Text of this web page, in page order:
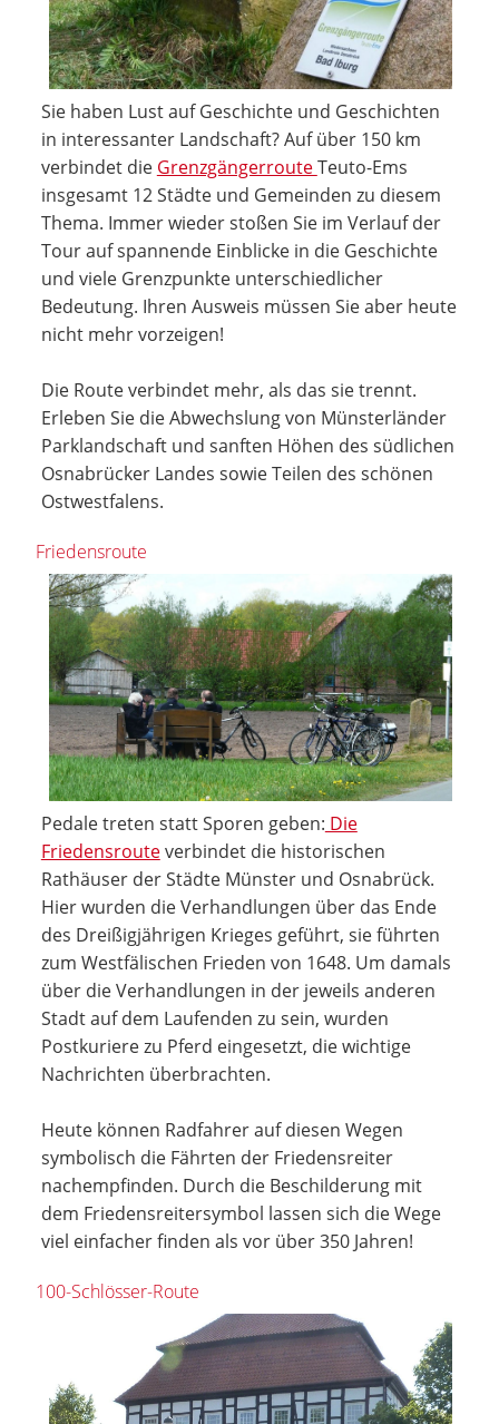
Sie haben Lust auf Geschichte und Geschichten
in interessanter Landschaft? Auf über 150 km
verbindet die GrenzgängerrouteTeuto-Ems
insgesamt 12 Städte und Gemeinden zu diesem
Thema. Immer wieder stoßen Sie im Verlauf der
Tour auf spannende Einblicke in die Geschichte
und viele Grenzpunkte unterschiedlicher
Bedeutung. Ihren Ausweis müssen Sie aber heute
nicht mehr vorzeigen!
Die Route verbindet mehr, als das sie trennt.
Erleben Sie die Abwechslung von Münsterländer
Parklandschaft und sanften Höhen des südlichen
Osnabrücker Landes sowie Teilen des schönen
Ostwestfalens.
Friedensroute
Pedale treten statt Sporen geben: Die
Friedensrouteverbindet die historischen
Rathäuser der Städte Münster und Osnabrück.
Hier wurden die Verhandlungen über das Ende
des Dreißigjährigen Krieges geführt, sie führten
zum Westfälischen Frieden von 1648. Um damals
über die Verhandlungen in der jeweils anderen
Stadt auf dem Laufenden zu sein, wurden
Postkuriere zu Pferd eingesetzt, die wichtige
Nachrichten überbrachten.
Heute können Radfahrer auf diesen Wegen
symbolisch die Fährten der Friedensreiter
nachempfinden. Durch die Beschilderung mit
dem Friedensreitersymbol lassen sich die Wege
viel einfacher finden als vor über 350 Jahren!
100-Schlösser-Route